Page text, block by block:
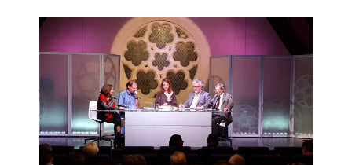
Artemis II : objectif nul
Quand Mistral veut moraliser le
pillage
Commentaire sur la polémique
des perroquets